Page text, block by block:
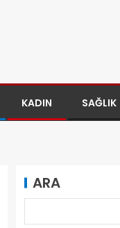
KADIN SAĞLIK
ARA